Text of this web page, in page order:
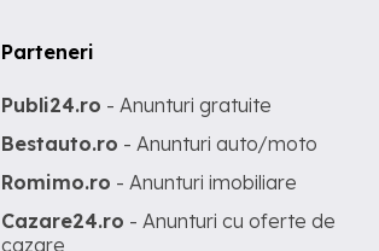
Parteneri
Publi24.ro - Anunturi gratuite
Bestauto.ro - Anunturi auto/moto
Romimo.ro - Anunturi imobiliare
Cazare24.ro - Anunturi cu oferte de
cazare